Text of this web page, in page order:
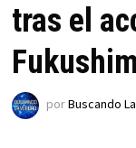
tras el
porBuscando